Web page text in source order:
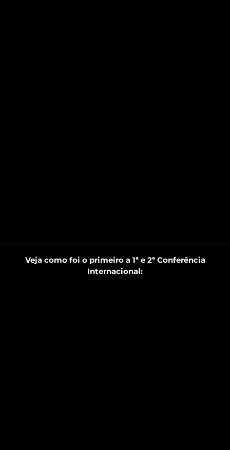
Veja como foi o primeiro a 1ª e 2ª Conferência
Internacional: